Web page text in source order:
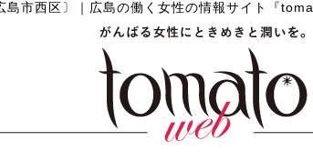
市西区〕 ｜ 広島の働く女性の情報サイト『